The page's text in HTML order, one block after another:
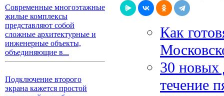
Современные многоэтажные
жилые комплексы
представляют собой
сложные архитектурные и
инженерные объекты,
объединяющие в...
Подключение второго
экрана кажется простой
Как
30 новых
течение